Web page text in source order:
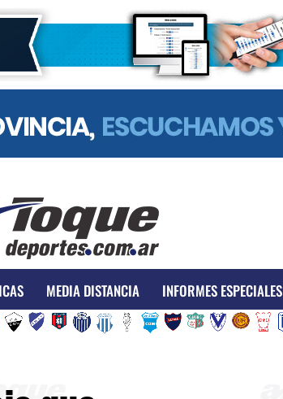
MEDIA DISTANCIA INFORMES ESPECIALES